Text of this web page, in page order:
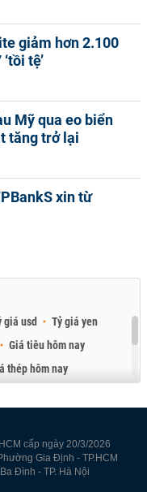
giảm hơn 2.100
tệ’
Mỹ qua eo biển
tăng trở lại
xin từ
giá usd
Tỷ giá yen
Giá tiêu hôm nay
thép hôm nay
cấp ngày 20/3/2026
Gia Định - TP.HCM
Đình - TP. Hà Nội